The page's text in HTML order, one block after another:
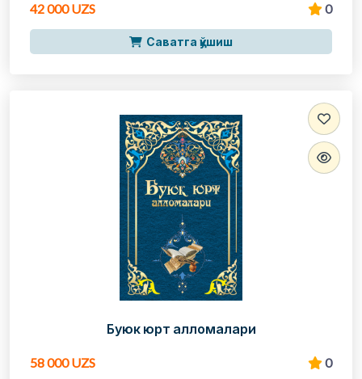
42 000 UZS 0
Саватга қўшиш
Буюк юрт алломалари
58 000 UZS 0